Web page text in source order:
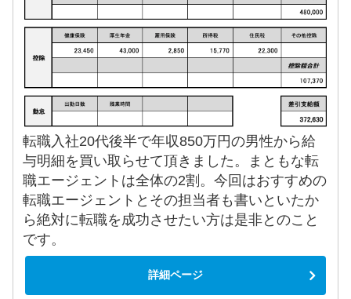
転職入社20代後半で年収850万円の男性から給
与明細を買い取らせて頂きました。まともな転
職エージェントは全体の2割。今回はおすすめの
転職エージェントとその担当者も書いといたか
ら絶対に転職を成功させたい方は是非とのこと
です。
詳細ページ